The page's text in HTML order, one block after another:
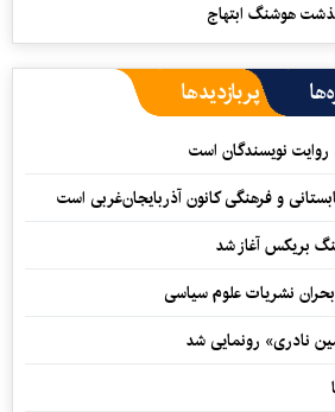
هوشنگ ابتهاج
پربازدیدها
روایت نویسندگان است
و فرهنگی کانون آذربایجان‌غربی است
بریکس آغاز شد
نشریات علوم سیاسی
نادری» رونمایی شد